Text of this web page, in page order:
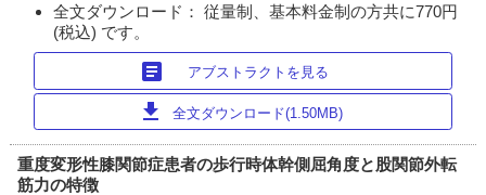
全文ダウンロード： 従量制、基本料金制の方共に770円
(税込) です。
article アブストラクトを見る
download 全文ダウンロード(1.50MB)
重度変形性膝関節症患者の歩行時体幹側屈角度と股関節外転
筋力の特徴